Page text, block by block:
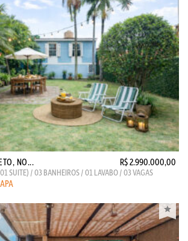
NO... R$ 2.990.000,00
SUITE) / 03 BANHEIROS / 01 LAVABO / 03 VAGAS